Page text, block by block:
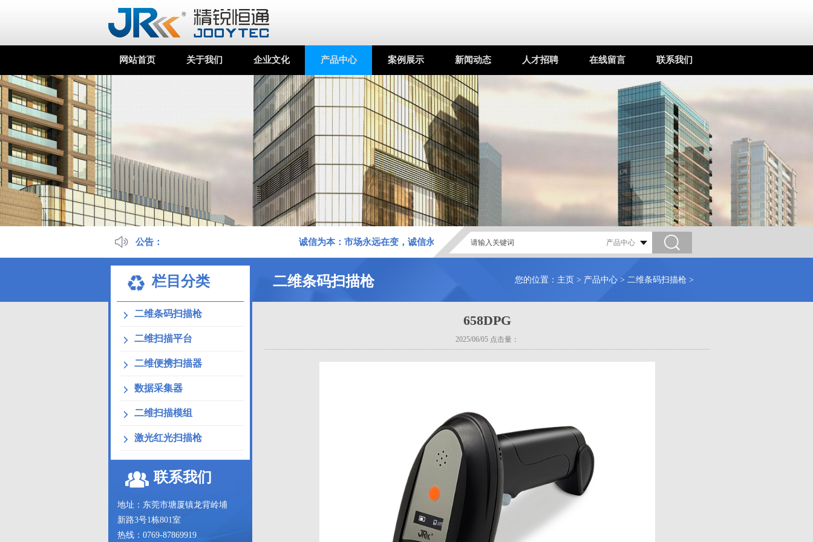
0769-87869919 13580804808/18211556058
网站首页 关于我们 企业文化 产品中心 案例展示 新闻动态 人才招聘 在线留言 联系我们
公告： 诚信为本：市场永远在变，诚信永远不变
栏目分类 二维条码扫描枪 您的位置： 主页 > 产品中心 > 二维条码扫描枪 >
二维条码扫描枪
二维扫描平台
二维便携扫描器
数据采集器
二维扫描模组
激光红光扫描枪
联系我们
地址：东莞市塘厦镇龙背岭埔
新路3号1栋801室
热线：0769-87869919
658DPG
2025/06/05 点击量：